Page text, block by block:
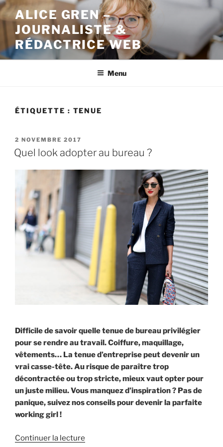
Aller
au
contenu
principal
ALICE GREN –
JOURNALISTE &
RÉDACTRICE WEB
Menu
ÉTIQUETTE : TENUE
PUBLIÉ
LE
2 NOVEMBRE 2017
Quel look adopter au bureau ?
Difficile de savoir quelle tenue de bureau privilégier
pour se rendre au travail. Coiffure, maquillage,
vêtements… La tenue d’entreprise peut devenir un
vrai casse-tête. Au risque de paraître trop
décontractée ou trop stricte, mieux vaut opter pour
un juste milieu. Vous manquez d’inspiration ? Pas de
panique, suivez nos conseils pour devenir la parfaite
working girl !
Continuer la lecture